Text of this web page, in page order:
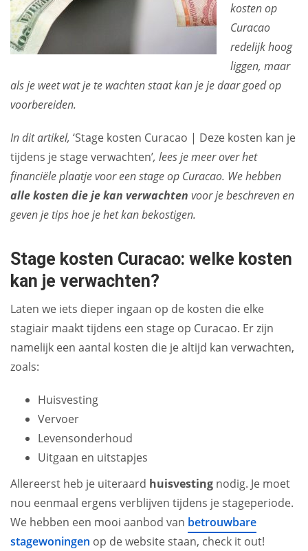
kosten op
Curacao
redelijk hoog
liggen, maar
als je weet wat je te wachten staat kan je je daar goed op
voorbereiden.
In dit artikel, ‘Stage kosten Curacao | Deze kosten kan je
tijdens je stage verwachten’, lees je meer over het
financiële plaatje voor een stage op Curacao. We hebben
alle kosten die je kan verwachten voor je beschreven en
geven je tips hoe je het kan bekostigen.
Stage kosten Curacao: welke kosten
kan je verwachten?
Laten we iets dieper ingaan op de kosten die elke
stagiair maakt tijdens een stage op Curacao. Er zijn
namelijk een aantal kosten die je altijd kan verwachten,
zoals:
Huisvesting
Vervoer
Levensonderhoud
Uitgaan en uitstapjes
Allereerst heb je uiteraard huisvesting nodig. Je moet
nou eenmaal ergens verblijven tijdens je stageperiode.
We hebben een mooi aanbod van betrouwbare
stagewoningen op de website staan, check it out!